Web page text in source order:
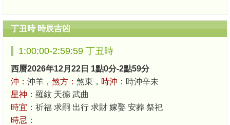
丁丑時 時辰吉凶
1:00:00-2:59:59 丁丑時
西曆2026年12月22日 1點0分-2點59分
沖： 沖羊， 煞方： 煞東， 時沖： 時沖辛未
星神： 羅紋 天德 武曲
時宜： 祈福 求嗣 出行 求財 嫁娶 安葬 祭祀
時忌：